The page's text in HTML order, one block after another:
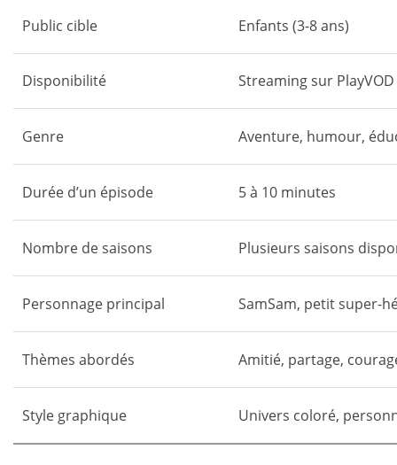
Public cible Enfants (3-8 ans)
Disponibilité Streaming sur PlayVOD
Genre Aventure, humour,
Durée d’un épisode 5 à 10 minutes
Nombre de saisons Plusieurs saisons
Personnage principal SamSam, petit super-
Thèmes abordés Amitié, partage,
Style graphique Univers coloré,